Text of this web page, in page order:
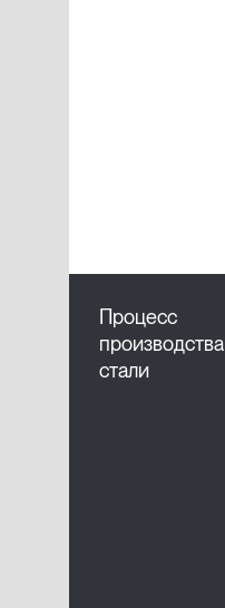
Процесс
производства
стали